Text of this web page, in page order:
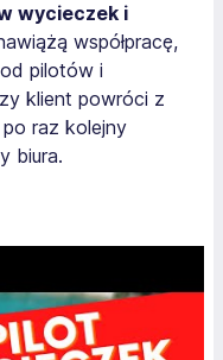
wycieczek i
współpracę,
pilotów i
klient powróci z
raz kolejny
biura.